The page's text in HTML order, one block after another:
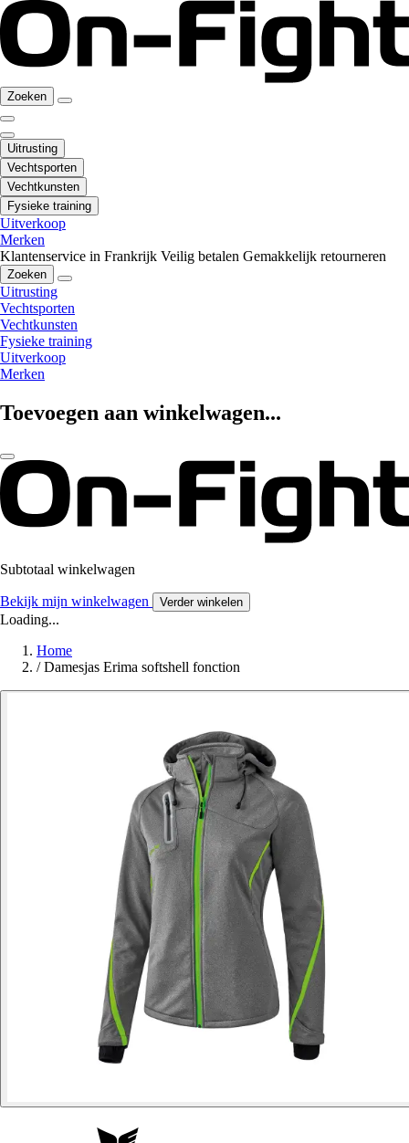
Zoeken
Uitrusting
Vechtsporten
Vechtkunsten
Fysieke training
Uitverkoop
Merken
Klantenservice in Frankrijk Veilig betalen Gemakkelijk retourneren
Zoeken
Uitrusting
Vechtsporten
Vechtkunsten
Fysieke training
Uitverkoop
Merken
Toevoegen aan winkelwagen...
Subtotaal winkelwagen
Bekijk mijn winkelwagen Verder winkelen
Loading...
Home
/ Damesjas Erima softshell fonction